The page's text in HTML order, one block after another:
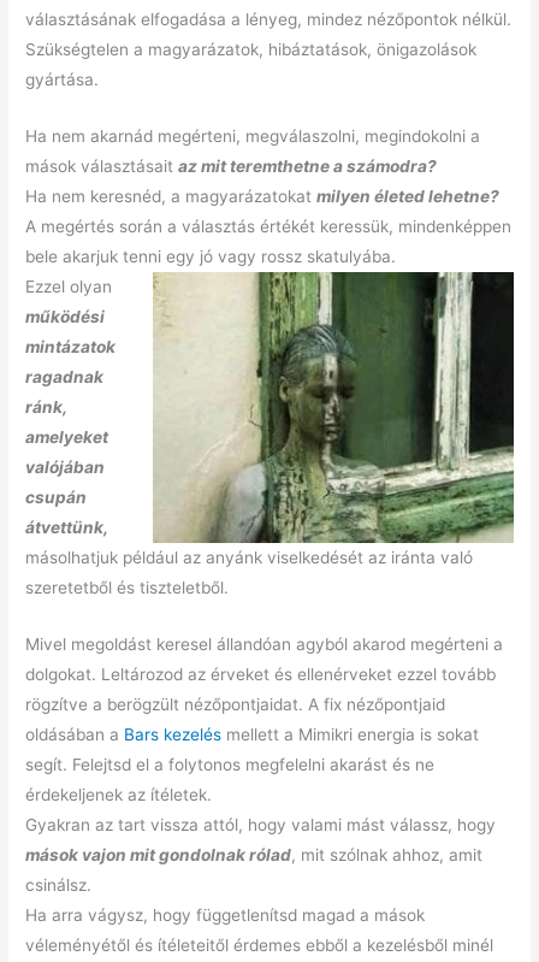
választásának elfogadása a lényeg, mindez nézőpontok nélkül.
Szükségtelen a magyarázatok, hibáztatások, önigazolások
gyártása.
Ha nem akarnád megérteni, megválaszolni, megindokolni a
mások választásaitaz mit teremthetne a számodra?
Ha nem keresnéd, a magyarázatokatmilyen életed lehetne?
A megértés során a választás értékét keressük, mindenképpen
bele akarjuk tenni egy jó vagy rossz skatulyába.
Ezzel olyan
működési
mintázatok
ragadnak
ránk,
amelyeket
valójában
csupán
átvettünk,
másolhatjuk például az anyánk viselkedését az iránta való
szeretetből és tiszteletből.
Mivel megoldást keresel állandóan agyból akarod megérteni a
dolgokat. Leltározod az érveket és ellenérveket ezzel tovább
rögzítve a berögzült nézőpontjaidat. A fix nézőpontjaid
oldásában a Bars kezelés mellett a Mimikri energia is sokat
segít. Felejtsd el a folytonos megfelelni akarást és ne
érdekeljenek az ítéletek.
Gyakran az tart vissza attól, hogy valami mást válassz, hogy
mások vajon mit gondolnak rólad, mit szólnak ahhoz, amit
csinálsz.
Ha arra vágysz, hogy függetlenítsd magad a mások
véleményétől és ítéleteitől érdemes ebből a kezelésből minél